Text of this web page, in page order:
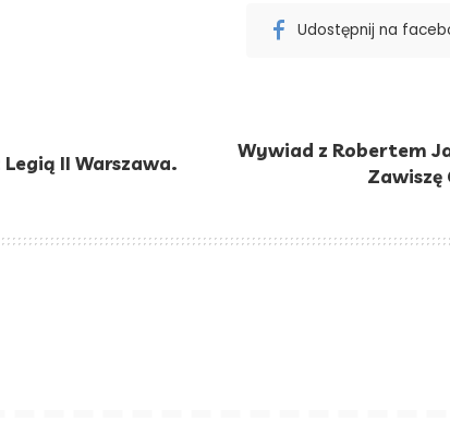
Udostępnij na
II Warszawa.
Wywiad z Robertem
Zawiszę